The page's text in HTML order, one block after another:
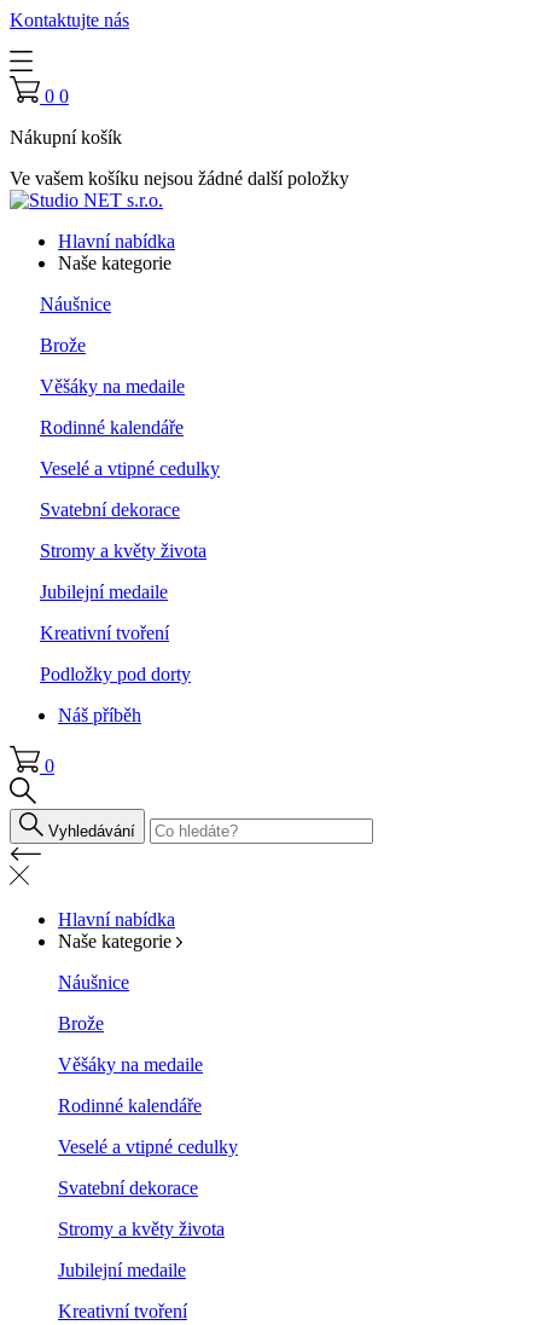
Kontaktujte nás
0 0
Nákupní košík
Ve vašem košíku nejsou žádné další položky
Hlavní nabídka
Naše kategorie
Náušnice
Brože
Věšáky na medaile
Rodinné kalendáře
Veselé a vtipné cedulky
Svatební dekorace
Stromy a květy života
Jubilejní medaile
Kreativní tvoření
Podložky pod dorty
Náš příběh
0
Vyhledávání
Hlavní nabídka
Naše kategorie
Náušnice
Brože
Věšáky na medaile
Rodinné kalendáře
Veselé a vtipné cedulky
Svatební dekorace
Stromy a květy života
Jubilejní medaile
Kreativní tvoření